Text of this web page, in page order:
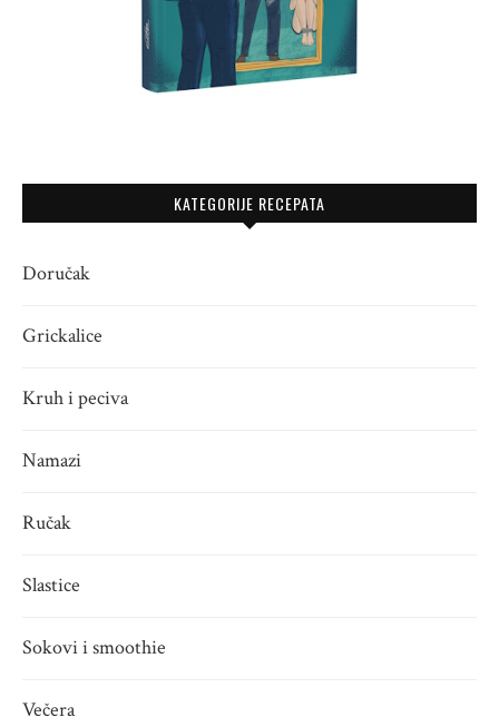
KATEGORIJE RECEPATA
Doručak
Grickalice
Kruh i peciva
Namazi
Ručak
Slastice
Sokovi i smoothie
Večera